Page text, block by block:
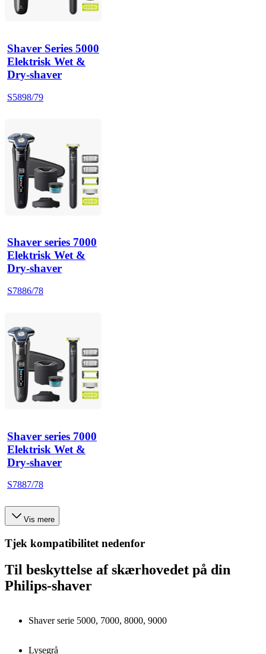
Shaver Series 5000
Elektrisk Wet &
Dry-shaver
S5898/79
Shaver series 7000
Elektrisk Wet &
Dry-shaver
S7886/78
Shaver series 7000
Elektrisk Wet &
Dry-shaver
S7887/78
Vis mere
Tjek kompatibilitet nedenfor
Til beskyttelse af skærhovedet på din
Philips-shaver
Shaver serie 5000, 7000, 8000, 9000
Lysegrå